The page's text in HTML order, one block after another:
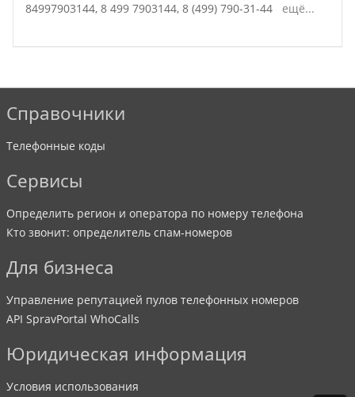
84997903144, 8 499 7903144, 8 (499) 790-31-44 ещё...
Справочники
Телефонные коды
Сервисы
Определить регион и оператора по номеру телефона
Кто звонит: определитель спам-номеров
Для бизнеса
Управление репутацией пулов телефонных номеров
API SpravPortal WhoCalls
Юридическая информация
Условия использования